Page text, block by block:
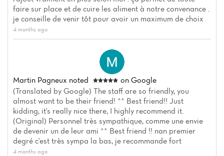
faire sur place et de cuire les aliment à notre convenance .
je conseille de venir tôt pour avoir un maximum de choix
4 months ago
Martin Pagneux noted
on Google
(Translated by Google) The staff are so friendly, you
almost want to be their friend! ^^ Best friend!! Just
kidding, it's really nice there, I highly recommend it.
(Original) Personnel très sympathique, comme une envie
de devenir un de leur ami ^^ Best friend !! nan premier
degré c'est très sympa la bas, je recommande fort
4 months ago